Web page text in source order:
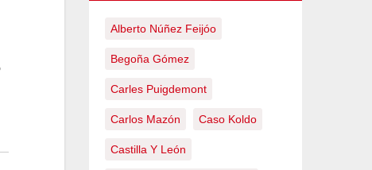
Alberto Núñez Feijóo
Begoña Gómez
Carles Puigdemont
Carlos Mazón Caso Koldo
Castilla Y León